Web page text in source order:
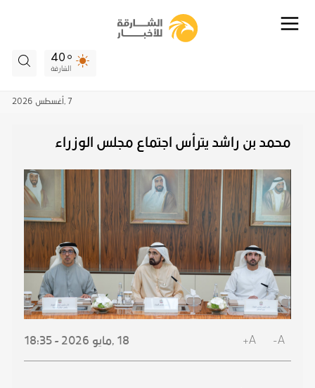
40
الشارقة
7 , أغسطس 2026
محمد بن راشد يترأس اجتماع مجلس الوزراء
A-
A+
18 , مايو 2026 - 18:35